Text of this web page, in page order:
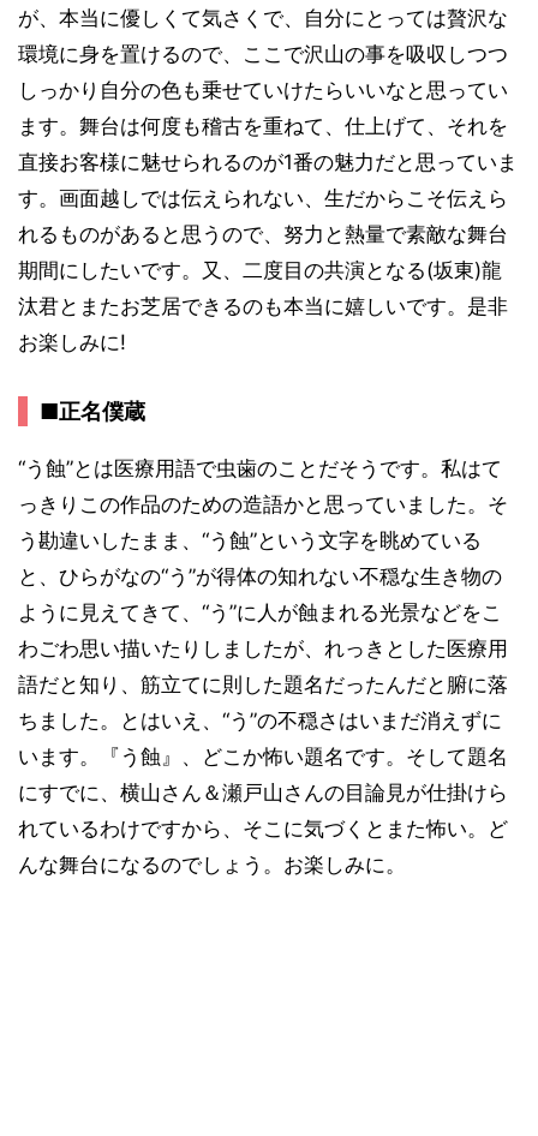
が、本当に優しくて気さくで、自分にとっては贅沢な
環境に身を置けるので、ここで沢山の事を吸収しつつ
しっかり自分の色も乗せていけたらいいなと思ってい
ます。舞台は何度も稽古を重ねて、仕上げて、それを
直接お客様に魅せられるのが1番の魅力だと思っていま
す。画面越しでは伝えられない、生だからこそ伝えら
れるものがあると思うので、努力と熱量で素敵な舞台
期間にしたいです。又、二度目の共演となる(坂東)龍
汰君とまたお芝居できるのも本当に嬉しいです。是非
お楽しみに!
■正名僕蔵
“う蝕”とは医療用語で虫歯のことだそうです。私はて
っきりこの作品のための造語かと思っていました。そ
う勘違いしたまま、“う蝕”という文字を眺めている
と、ひらがなの“う”が得体の知れない不穏な生き物の
ように見えてきて、“う”に人が蝕まれる光景などをこ
わごわ思い描いたりしましたが、れっきとした医療用
語だと知り、筋立てに則した題名だったんだと腑に落
ちました。とはいえ、“う”の不穏さはいまだ消えずに
います。『う蝕』、どこか怖い題名です。そして題名
にすでに、横山さん＆瀬戸山さんの目論見が仕掛けら
れているわけですから、そこに気づくとまた怖い。ど
んな舞台になるのでしょう。お楽しみに。